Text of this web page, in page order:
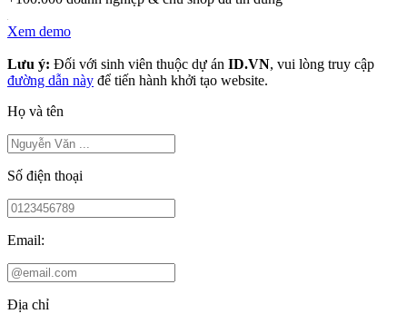
Xem demo
Lưu ý: Đối với sinh viên thuộc dự án ID.VN, vui lòng truy cập
đường dẫn này để tiến hành khởi tạo website.
Họ và tên
Số điện thoại
Email:
Địa chỉ